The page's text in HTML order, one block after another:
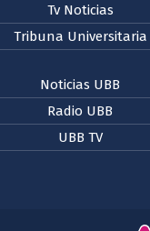
Tv Noticias
Tribuna Universitaria
Noticias UBB
Radio UBB
UBB TV